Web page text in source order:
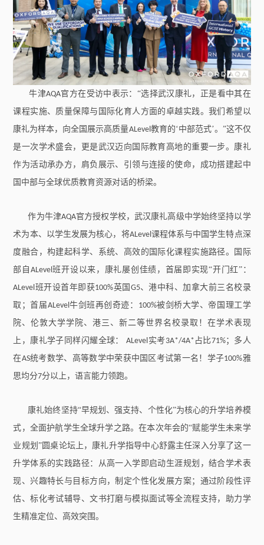
牛津AQA官方在受访中表示：“选择武汉康礼，正是看中其在
课程实施、质量保障与国际化育人方面的卓越实践。我们希望以
康礼为样本，向全国展示高质量ALevel教育的‘中部范式’。”这不仅
是一次学术盛会，更是武汉迈向国际教育高地的重要一步。康礼
作为活动承办方，肩负展示、引领与连接的使命，成功搭建起中
国中部与全球优质教育资源对话的桥梁。
作为牛津AQA官方授权学校，武汉康礼高级中学始终坚持以学
术为本、以学生发展为核心，将ALevel课程体系与中国学生特点深
度融合，构建起科学、系统、高效的国际化课程实施路径。国际
部自 ALevel班开设以来，康礼屡创佳绩，首届即实现“开门红”：
ALevel 班开设首年即获100%英国 G5、港中科、加拿大前三名校录
取；首届ALevel牛剑班再创奇迹： 100%被剑桥大学、帝国理工学
院、伦敦大学学院、港三、新二等世界名校录取！在学术表现
上，康礼学子同样闪耀全球：ALevel 实考 3A*/4A* 占比71%；多人
在AS统考数学、高等数学中荣获中国区考试第一名！学子100%雅
思均分7分以上，语言能力领跑。
康礼始终坚持“早规划、强支持、个性化”为核心的升学培养模
式，全面护航学生全球升学之路。在本次年会的“赋能学生未来学
业规划”圆桌论坛上，康礼升学指导中心舒露主任深入分享了这一
升学体系的实践路径：从高一入学即启动生涯规划，结合学术表
现、兴趣特长与目标方向，制定个性化发展方案；通过阶段性评
估、标化考试辅导、文书打磨与模拟面试等全流程支持，助力学
生精准定位、高效突围。